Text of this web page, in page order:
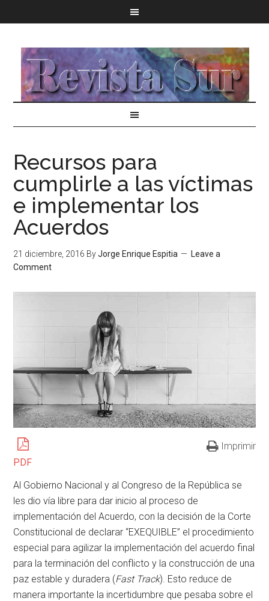
Recursos para
cumplirle a las víctimas
e implementar los
Acuerdos
21 diciembre, 2016 ByJorge Enrique Espitia
Leave a
Comment
PDF
Imprimir
Al Gobierno Nacional y al Congreso de la República se
les dio vía libre para dar inicio al proceso de
implementación del Acuerdo, con la decisión de la Corte
Constitucional de declarar “EXEQUIBLE” el procedimiento
especial para agilizar la implementación del acuerdo final
para la terminación del conflicto y la construcción de una
paz estable y duradera (Fast Track). Esto reduce de
manera importante la incertidumbre que pesaba sobre el